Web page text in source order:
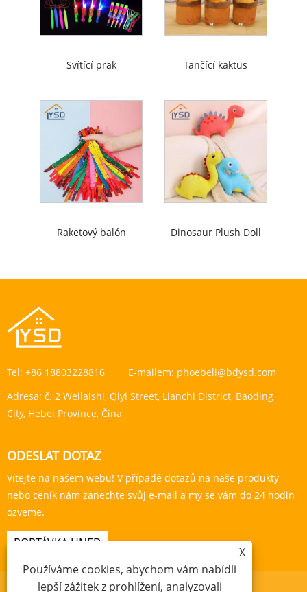
Svítící prak Tančící kaktus
Raketový balón Dinosaur Plush Doll
Tel: +86 18803228816 E-mailem: phoebeli@bdysd.com
Adresa: č. 2 Weilaishi, Qiyi Street, Lianchi District, Baoding
City, Hebei Province, Čína
ODESLAT DOTAZ
Vítejte na našem webu! V případě dotazů na naše produkty
nebo ceník nám zanechte svůj e-mail a my se vám do 24 hodin
ozveme.
POPTÁVKA HNED
X
Používáme cookies, abychom vám nabídli
lepší zážitek z prohlížení, analyzovali